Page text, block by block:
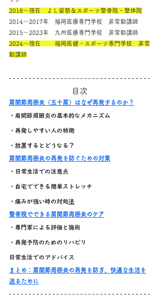
2018～現在　よし姿勢＆スポーツ整骨院・整体院
2014～2017年　福岡医療専門学校　非常勤講師
2015～2023年　九州医療専門学校　非常勤講師
2024～現在　　 福岡医健・スポーツ専門学校　非常
勤講師
目次
肩関節周囲炎（五十肩）はなぜ再発するのか？
・肩関節周囲炎の基本的なメカニズム
・再発しやすい人の特徴
・放置するとどうなる？
肩関節周囲炎の再発を防ぐための対策
・ 日常生活での注意点
・自宅でできる簡単ストレッチ
・痛みが強い時の対処法
整骨院でできる肩関節周囲炎のケア
・専門家による評価と施術
・再発予防のためのリハビリ
日常生活でのアドバイス
まとめ：肩関節周囲炎の再発を防ぎ、快適な生活を
送るために